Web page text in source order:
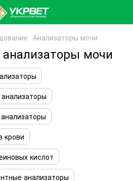
Анализаторы мочи
мочи
крови
кислот
анализаторы